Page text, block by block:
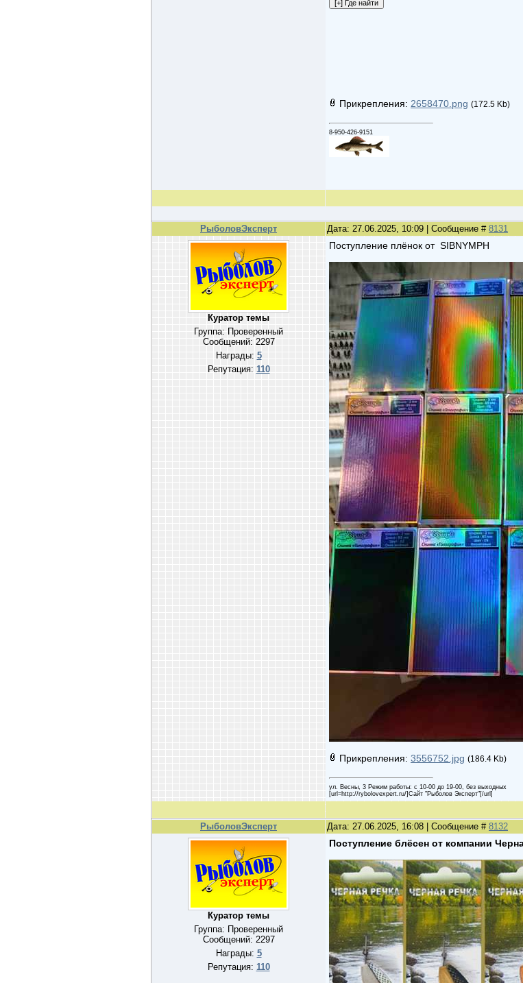
Прикрепления: 2658470.png (172.5 Kb)
8-950-426-9151
РыболовЭксперт Дата: 27.06.2025, 10:09 | Сообщение # 8131
Куратор темы
Группа: Проверенный
Сообщений: 2297
Награды: 5
Репутация: 110
Поступление плёнок от SIBNYMPH
Прикрепления: 3556752.jpg (186.4 Kb)
ул. Весны, 3 Режим работы: с 10-00 до 19-00, без выходных
[url=http://rybolovexpert.ru/]Сайт "Рыболов Эксперт"[/url]
РыболовЭксперт Дата: 27.06.2025, 16:08 | Сообщение # 8132
Куратор темы
Группа: Проверенный
Сообщений: 2297
Награды: 5
Репутация: 110
Поступление блёсен от компании